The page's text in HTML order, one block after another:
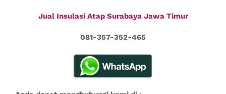
Jual Insulasi Atap Surabaya Jawa Timur
081-357-352-465